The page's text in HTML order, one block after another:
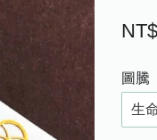
圖騰